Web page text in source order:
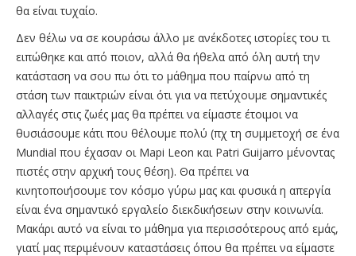
θα είναι τυχαίο.
Δεν θέλω να σε κουράσω άλλο με ανέκδοτες ιστορίες του τι
ειπώθηκε και από ποιον, αλλά θα ήθελα από όλη αυτή την
κατάσταση να σου πω ότι το μάθημα που παίρνω από τη
στάση των παικτριών είναι ότι για να πετύχουμε σημαντικές
αλλαγές στις ζωές μας θα πρέπει να είμαστε έτοιμοι να
θυσιάσουμε κάτι που θέλουμε πολύ (πχ τη συμμετοχή σε ένα
Mundial που έχασαν οι Mapi Leon και Patri Guijarro μένοντας
πιστές στην αρχική τους θέση). Θα πρέπει να
κινητοποιήσουμε τον κόσμο γύρω μας και φυσικά η απεργία
είναι ένα σημαντικό εργαλείο διεκδικήσεων στην κοινωνία.
Μακάρι αυτό να είναι το μάθημα για περισσότερους από εμάς,
γιατί μας περιμένουν καταστάσεις όπου θα πρέπει να είμαστε